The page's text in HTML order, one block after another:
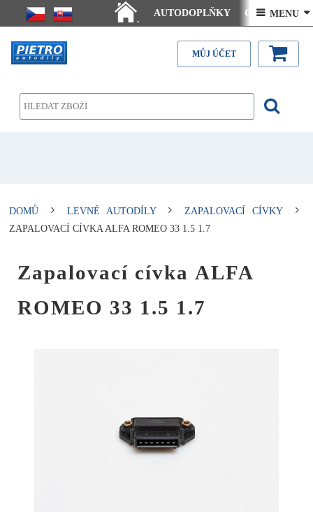
.
AUTODOPLŇKY Ceny doručení
Články - návody Kontakt
 MENU 
MŮJ ÚČET
DOMŮ LEVNÉ AUTODÍLY
ZAPALOVACÍ CÍVKY
ZAPALOVACÍ CÍVKA ALFA ROMEO 33 1.5 1.7
Zapalovací cívka ALFA
ROMEO 33 1.5 1.7